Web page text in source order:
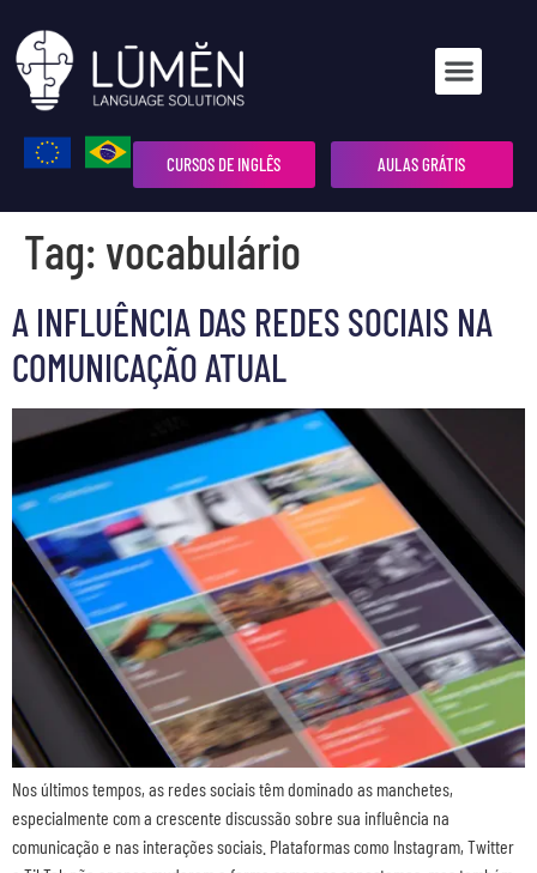
CURSOS DE INGLÊS AULAS GRÁTIS
Tag: vocabulário
A INFLUÊNCIA DAS REDES SOCIAIS NA
COMUNICAÇÃO ATUAL
Nos últimos tempos, as redes sociais têm dominado as manchetes,
especialmente com a crescente discussão sobre sua influência na
comunicação e nas interações sociais. Plataformas como Instagram, Twitter